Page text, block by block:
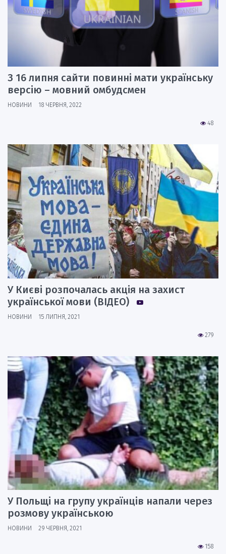
З 16 липня сайти повинні мати українську
версію – мовний омбудсмен
НОВИНИ 18 ЧЕРВНЯ, 2022
48
У Києві розпочалась акція на захист
української мови (ВІДЕО)
НОВИНИ 15 ЛИПНЯ, 2021
279
У Польщі на групу українців напали через
розмову українською
НОВИНИ 29 ЧЕРВНЯ, 2021
158